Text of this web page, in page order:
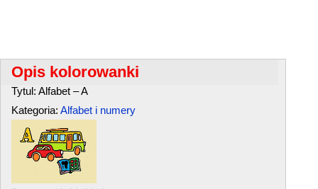
Opis kolorowanki
Tytul: Alfabet – A
Kategoria: Alfabet i numery